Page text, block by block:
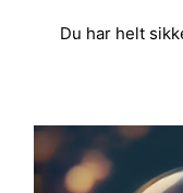
Du har helt